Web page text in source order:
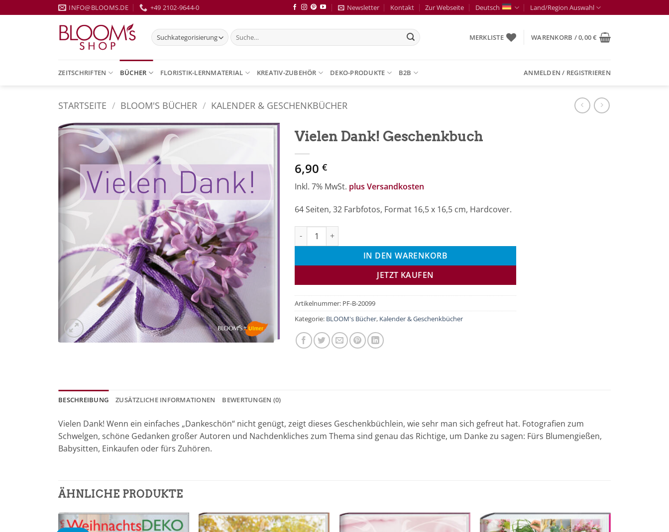
Inhalt
INFO@BLOOMS.DE +49 2102-9644-0 Newsletter Kontakt Zur Webseite Deutsch Land/Region Auswahl
Suche
nach:
MERKLISTE WARENKORB /0,00€
ZEITSCHRIFTEN BÜCHER FLORISTIK-LERNMATERIAL KREATIV-ZUBEHÖR DEKO-PRODUKTE B2B ANMELDEN / REGISTRIEREN
STARTSEITE / BLOOM'S BÜCHER / KALENDER & GESCHENKBÜCHER
Merkliste
hinzufügen
Vielen Dank! Geschenkbuch
6,90 €
Inkl. 7% MwSt. plus Versandkosten
64 Seiten, 32 Farbfotos, Format 16,5 x 16,5 cm, Hardcover.
Vielen Dank! Geschenkbuch Menge
IN DEN WARENKORB
JETZT KAUFEN
Artikelnummer: PF-B-20099
Kategorie: BLOOM's Bücher, Kalender & Geschenkbücher
BESCHREIBUNG ZUSÄTZLICHE INFORMATIONEN BEWERTUNGEN (0)
Vielen Dank! Wenn ein einfaches „Dankeschön“ nicht genügt, zeigt dieses Geschenkbüchlein, wie sehr man sich gefreut hat. Fotografien zum
Schwelgen, schöne Gedanken großer Autoren und Nachdenkliches zum Thema sind genau das Richtige, um Danke zu sagen: Fürs Blumengießen,
Babysitten, Einkaufen oder fürs Zuhören.
ÄHNLICHE PRODUKTE